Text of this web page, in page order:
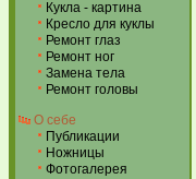
Кукла - картина
Кресло для куклы
Ремонт глаз
Ремонт ног
Замена тела
Ремонт головы
О себе
Публикации
Ножницы
Фотогалерея